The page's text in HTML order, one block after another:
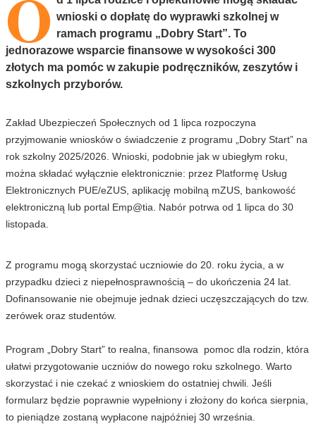
O wnioski o dopłatę do wyprawki szkolnej w
ramach programu „Dobry Start”. To
jednorazowe wsparcie finansowe w wysokości 300
złotych ma pomóc w zakupie podręczników, zeszytów i
szkolnych przyborów.
Zakład Ubezpieczeń Społecznych od 1 lipca rozpoczyna
przyjmowanie wniosków o świadczenie z programu „Dobry Start” na
rok szkolny 2025/2026. Wnioski, podobnie jak w ubiegłym roku,
można składać wyłącznie elektronicznie: przez Platformę Usług
Elektronicznych PUE/eZUS, aplikację mobilną mZUS, bankowość
elektroniczną lub portal Emp@tia. Nabór potrwa od 1 lipca do 30
listopada.
Z programu mogą skorzystać uczniowie do 20. roku życia, a w
przypadku dzieci z niepełnosprawnością – do ukończenia 24 lat.
Dofinansowanie nie obejmuje jednak dzieci uczęszczających do tzw.
zerówek oraz studentów.
Program „Dobry Start” to realna, finansowa pomoc dla rodzin, która
ułatwi przygotowanie uczniów do nowego roku szkolnego. Warto
skorzystać i nie czekać z wnioskiem do ostatniej chwili. Jeśli
formularz będzie poprawnie wypełniony i złożony do końca sierpnia,
to pieniądze zostaną wypłacone najpóźniej 30 września.